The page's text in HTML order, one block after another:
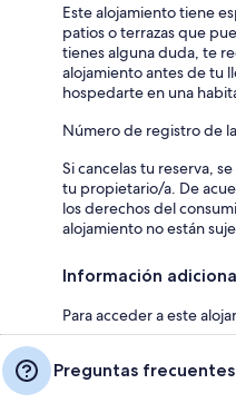
Este alojamiento tiene
patios o terrazas que
tienes alguna duda, te
alojamiento antes de tu
hospedarte en una
Número de registro de
Si cancelas tu reserva,
tu propietario/a. De
los derechos del
alojamiento no están
Información
Para acceder a este
Preguntas frecuentes